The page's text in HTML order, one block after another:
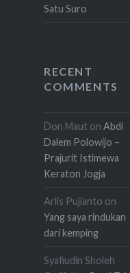
Satu Suro
RECENT
COMMENTS
Don Maut on Abdi
Dalem Polowijo –
Prajurit Istimewa
Keraton Jogja
Arlis Pujianto on
Yang saya rindukan
dari kemping
Syafiudin Sholeh